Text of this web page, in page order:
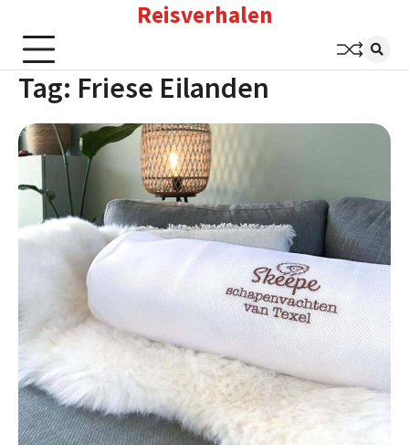
content
Reisverhalen
Tag: Friese Eilanden